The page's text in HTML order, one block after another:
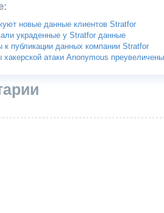
новые данные клиентов Stratfor
украденные у Stratfor данные
к публикации данных компании Stratfor
атаки Anonymous преувеличены